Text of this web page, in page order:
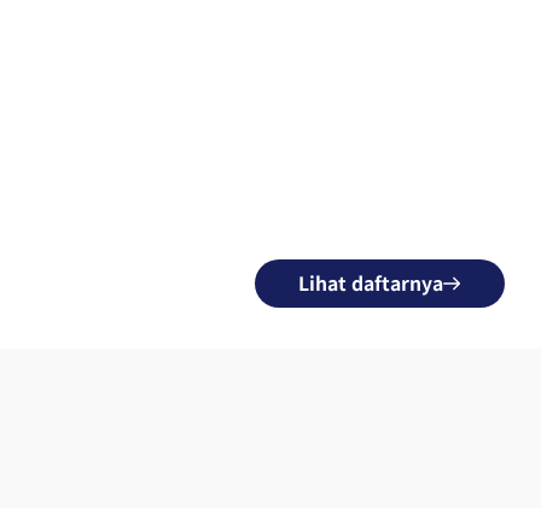
Lihat daftarnya